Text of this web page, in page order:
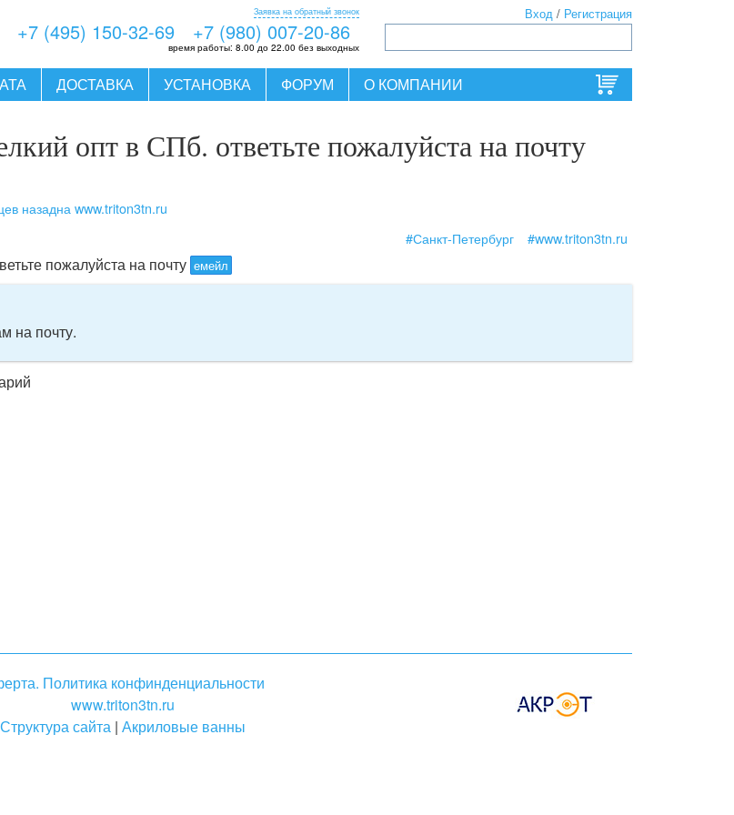
+7 (495) 150-32-69 +7 (980) 007-20-86
Заявка на обратный звонок
время работы: 8.00 до 22.00 без выходных
Вход / Регистрация
ДОСТАВКА УСТАНОВКА ФОРУМ О КОМПАНИИ
опт в СПб. ответьте пожалуйста на почту
назадна www.triton3tn.ru
#Санкт-Петербург
#www.triton3tn.ru
пожалуйста на почту емейл
на почту.
Политика конфинденциальности
www.triton3tn.ru
Структура сайта | Акриловые ванны